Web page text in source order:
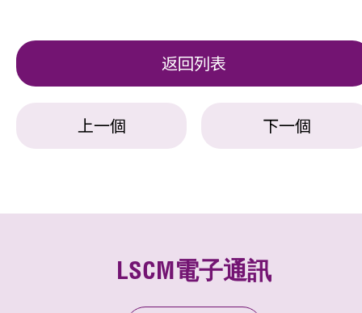
返回列表
上一個 下一個
LSCM電子通訊